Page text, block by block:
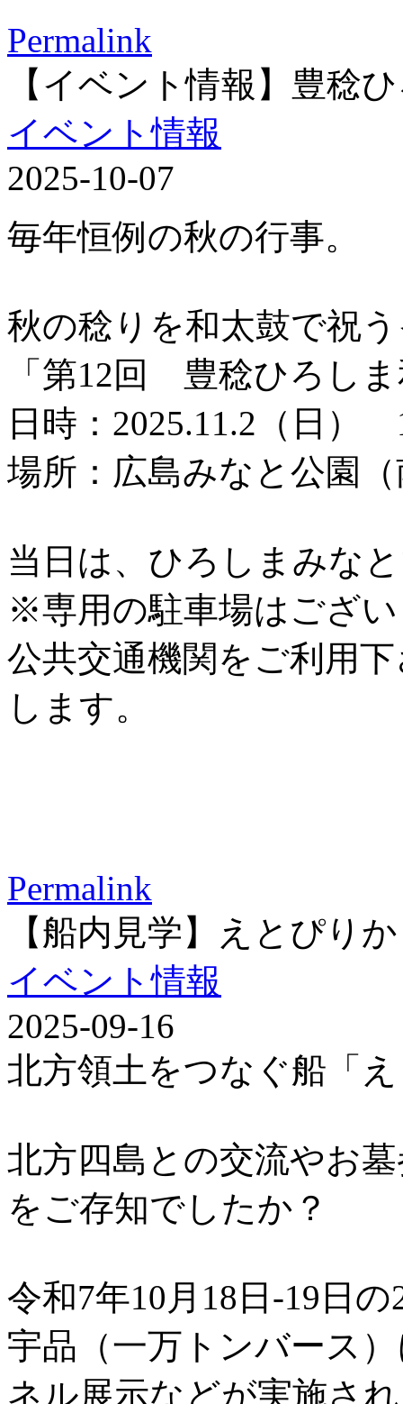
Permalink
【イベント情報】豊稔
イベント情報
2025-10-07
毎年恒例の秋の行事。
秋の稔りを和太鼓で祝
「第12回 豊稔ひろし
日時：2025.11.2（日）
場所：広島みなと公園
当日は、ひろしまみな
※専用の駐車場はござ
公共交通機関をご利用
します。
Permalink
【船内見学】えとぴりか
イベント情報
2025-09-16
北方領土をつなぐ船「
北方四島との交流やお
をご存知でしたか？
令和7年10月18日-19日の
宇品（一万トンバース
ネル展示などが実施さ